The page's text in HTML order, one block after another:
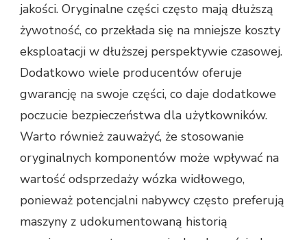
jakości. Oryginalne części często mają dłuższą
żywotność, co przekłada się na mniejsze koszty
eksploatacji w dłuższej perspektywie czasowej.
Dodatkowo wiele producentów oferuje
gwarancję na swoje części, co daje dodatkowe
poczucie bezpieczeństwa dla użytkowników.
Warto również zauważyć, że stosowanie
oryginalnych komponentów może wpływać na
wartość odsprzedaży wózka widłowego,
ponieważ potencjalni nabywcy często preferują
maszyny z udokumentowaną historią